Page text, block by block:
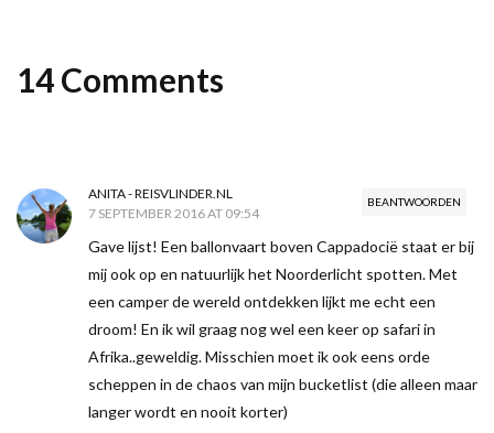
14 Comments
BEANTWOORDEN
ANITA - REISVLINDER.NL
7 SEPTEMBER 2016 AT 09:54
Gave lijst! Een ballonvaart boven Cappadocië staat er bij
mij ook op en natuurlijk het Noorderlicht spotten. Met
een camper de wereld ontdekken lijkt me echt een
droom! En ik wil graag nog wel een keer op safari in
Afrika..geweldig. Misschien moet ik ook eens orde
scheppen in de chaos van mijn bucketlist (die alleen maar
langer wordt en nooit korter)